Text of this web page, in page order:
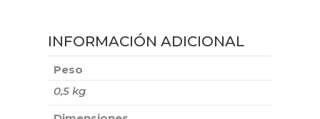
INFORMACIÓN ADICIONAL
Peso
0,5 kg